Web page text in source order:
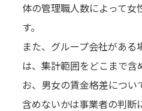
体の管理職人数によって女
す。
また、グループ会社があ
は、集計範囲をどこまで
お、男女の賃金格差につ
含めないかは事業者の判断